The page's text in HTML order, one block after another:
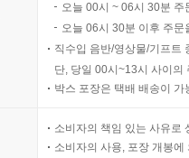
오늘 00시 ~ 06시 30분
오늘 06시 30분 이후 주
직수입 음반/영상물/기프트
단, 당일 00시~13시 사이의
박스 포장은 택배 배송이
소비자의 책임 있는 사유로
소비자의 사용, 포장 개봉